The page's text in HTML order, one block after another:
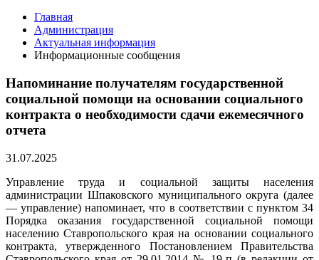
Главная
Администрация
Актуальная информация
Информационные сообщения
Напоминание получателям государственной
социальной помощи на основании социального
контракта о необходимости сдачи ежемесячного
отчета
31.07.2025
Управление труда и социальной защиты населения
администрации Шпаковского муниципального округа (далее
— управление) напоминает, что в соответствии с пунктом 34
Порядка оказания государственной социальной помощи
населению Ставропольского края на основании социального
контракта, утвержденного Постановлением Правительства